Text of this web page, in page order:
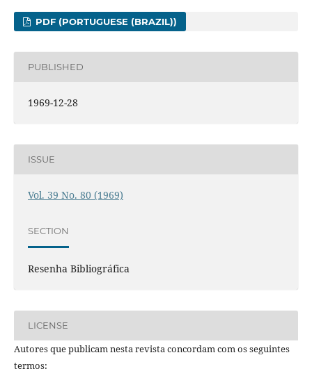
PDF (PORTUGUESE (BRAZIL))
PUBLISHED
1969-12-28
ISSUE
Vol. 39 No. 80 (1969)
SECTION
Resenha Bibliográfica
LICENSE
Autores que publicam nesta revista concordam com os seguintes
termos: